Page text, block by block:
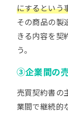
にするという
その商品の製
きる内容を契
う。
③企業間の
売買契約書の
業間で継続的